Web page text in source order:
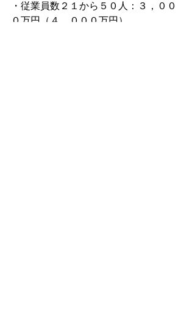
・従業員数２１から５０人：３，００
０万円（４，０００万円）